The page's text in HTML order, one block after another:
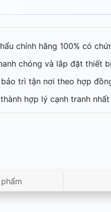
chính hãng 100% có
chóng và lắp đặt thiết
bảo trì tận nơi theo hợp
hợp lý cạnh tranh